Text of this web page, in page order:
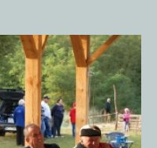
15.09.20185